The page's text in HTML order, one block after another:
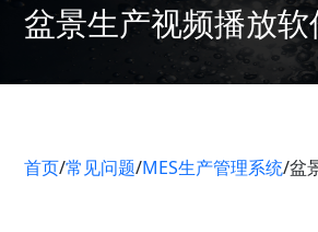
盆景生产视频播放软
首页/常见问题/MES生产管理系统/盆